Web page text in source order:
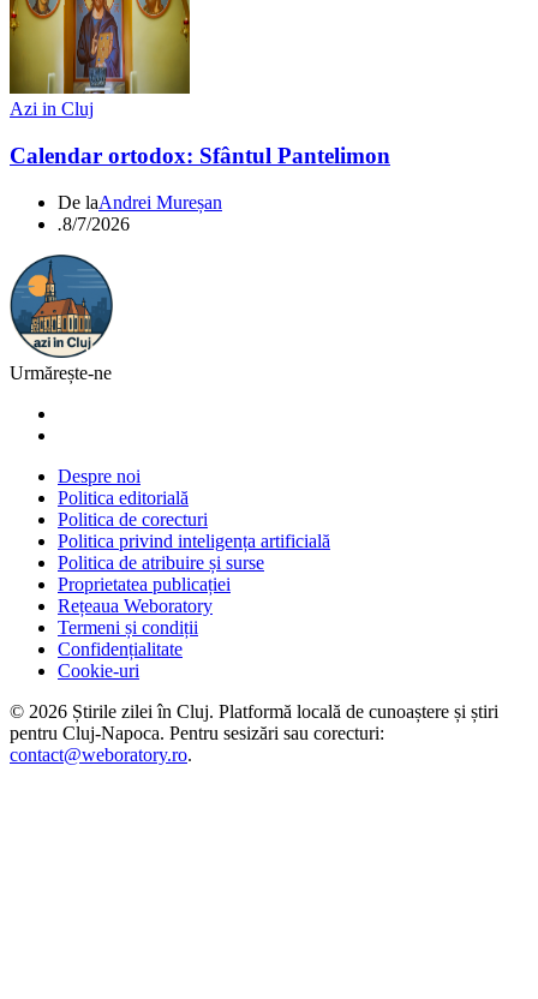
Azi in Cluj
Calendar ortodox: Sfântul Pantelimon
De laAndrei Mureșan
.8/7/2026
Urmărește-ne
Despre noi
Politica editorială
Politica de corecturi
Politica privind inteligența artificială
Politica de atribuire și surse
Proprietatea publicației
Rețeaua Weboratory
Termeni și condiții
Confidențialitate
Cookie-uri
© 2026 Știrile zilei în Cluj. Platformă locală de cunoaștere și știri
pentru Cluj-Napoca. Pentru sesizări sau corecturi:
contact@weboratory.ro.